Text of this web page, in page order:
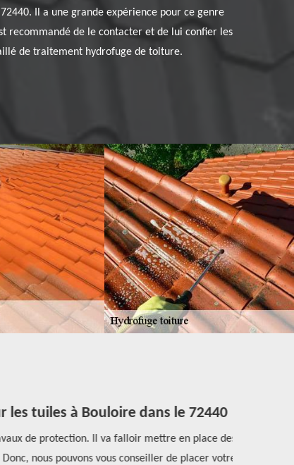
Il a une grande expérience pour ce genre
recommandé de le contacter et de lui confier les
de traitement hydrofuge de toiture.
tuiles à Bouloire dans le 72440
de protection. Il va falloir mettre en place des
nous pouvons vous conseiller de placer votre